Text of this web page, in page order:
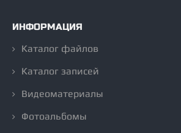
ИНФОРМАЦИЯ
Каталог файлов
Каталог записей
Видеоматериалы
Фотоальбомы